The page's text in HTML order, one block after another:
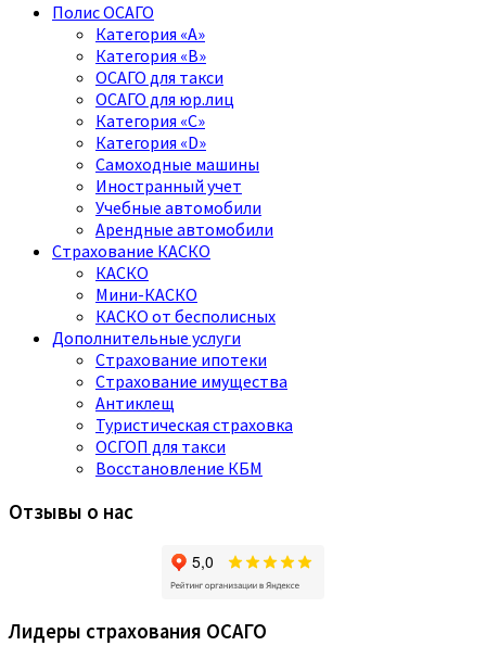
Полис ОСАГО
Категория «A»
Категория «B»
ОСАГО для такси
ОСАГО для юр.лиц
Категория «C»
Категория «D»
Самоходные машины
Иностранный учет
Учебные автомобили
Арендные автомобили
Страхование КАСКО
КАСКО
Мини-КАСКО
КАСКО от бесполисных
Дополнительные услуги
Страхование ипотеки
Страхование имущества
Антиклещ
Туристическая страховка
ОСГОП для такси
Восстановление КБМ
Отзывы о нас
Лидеры страхования ОСАГО